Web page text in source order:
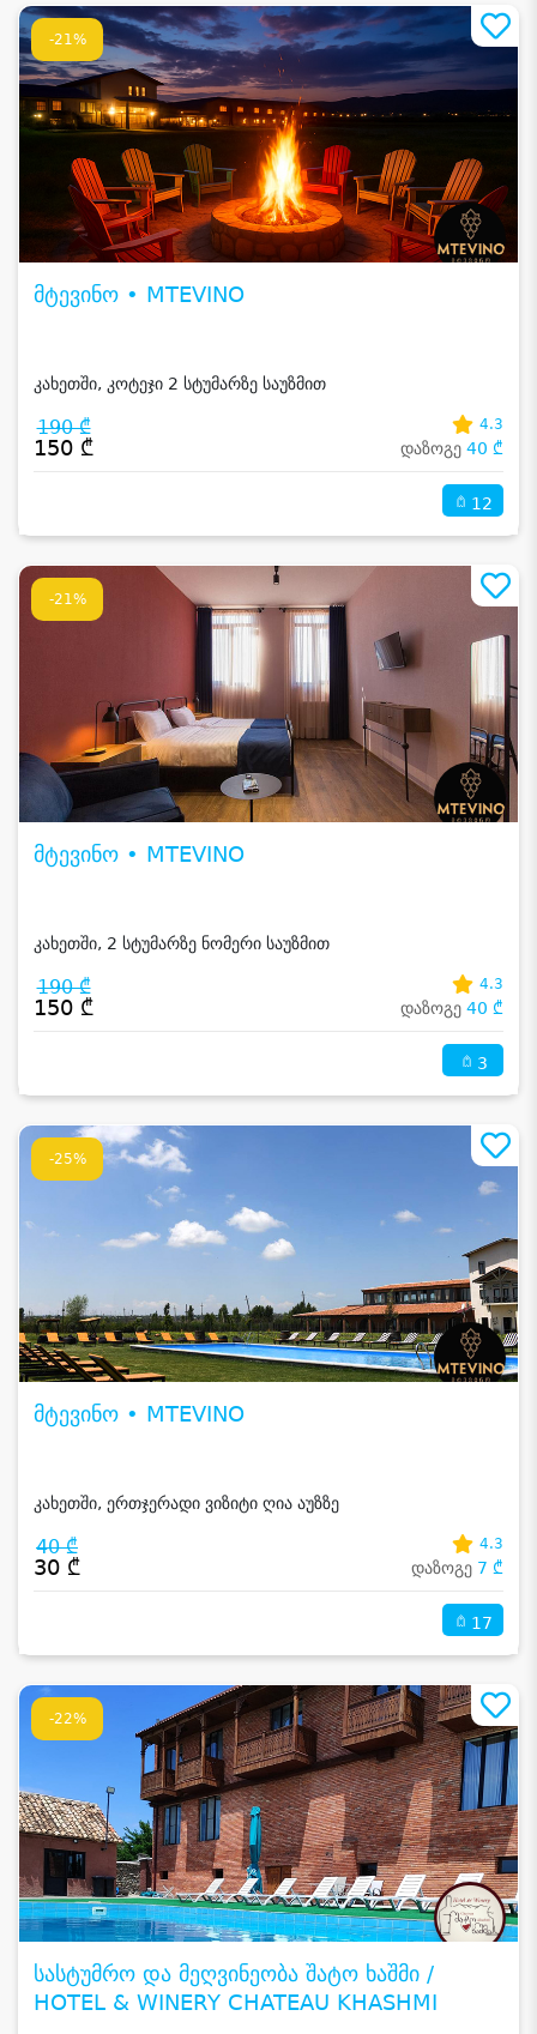
-21%
მტევინო • MTEVINO
კახეთში, კოტეჯი 2 სტუმარზე საუზმით
190 ₾
150 ₾
4.3
დაზოგე 40 ₾
12
-21%
მტევინო • MTEVINO
კახეთში, 2 სტუმარზე ნომერი საუზმით
190 ₾
150 ₾
4.3
დაზოგე 40 ₾
3
-25%
მტევინო • MTEVINO
კახეთში, ერთჯერადი ვიზიტი ღია აუზზე
40 ₾
30 ₾
4.3
დაზოგე 7 ₾
17
-22%
სასტუმრო და მეღვინეობა შატო ხაშმი /
HOTEL & WINERY CHATEAU KHASHMI